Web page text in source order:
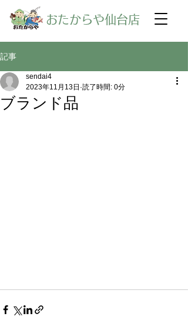
​おたからや仙台店
記事
ブランド品
sendai4
2023年11月13日 読了時間: 0分